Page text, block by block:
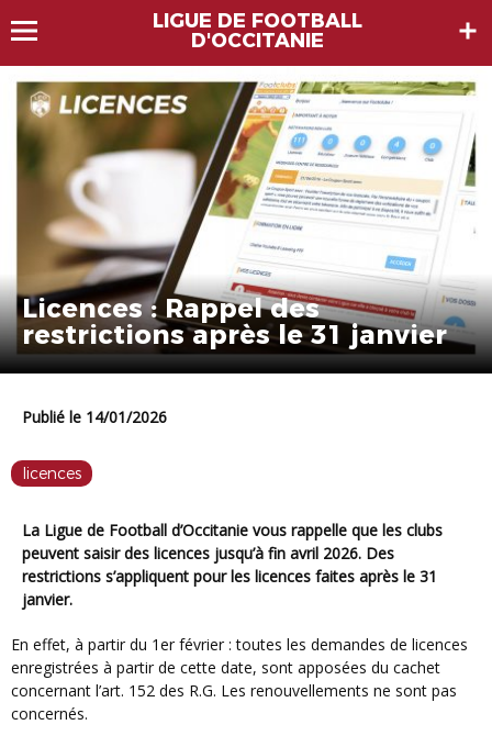
LIGUE DE FOOTBALL
D'OCCITANIE
Licences : Rappel des
restrictions après le 31 janvier
Publié le 14/01/2026
licences
La Ligue de Football d’Occitanie vous rappelle que les clubs
peuvent saisir des licences jusqu’à fin avril 2026. Des
restrictions s’appliquent pour les licences faites après le 31
janvier.
En effet, à partir du 1er février : toutes les demandes de licences
enregistrées à partir de cette date, sont apposées du cachet
concernant l’art. 152 des R.G. Les renouvellements ne sont pas
concernés.